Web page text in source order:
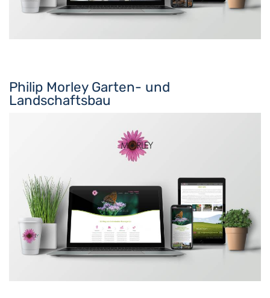
Philip Morley Garten- und
Landschaftsbau